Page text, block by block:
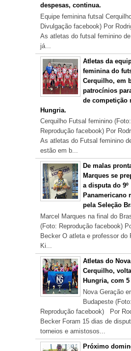
despesas, continua.
Equipe feminina futsal
Divulgação facebook) Por
As atletas do futsal feminino de
já...
Atletas da
feminina do
Cerquilho, em
patrocínios
de competição
Hungria.
Cerquilho Futsal feminino (Foto:
Reprodução facebook) Por
As atletas do Futsal feminino
estão em b...
De malas
Marques se
a disputa do 9º
Panamericano
pela Seleção
Marcel Marques na final do
(Foto: Reprodução facebook)
Becker O atleta e professor do
Ki...
Atletas do
Cerquilho,
Hungria, com
Nova Geração
Budapeste (Foto:
Reprodução facebook) Por
Becker Foram 15 dias de
torneios e amistosos...
Próximo